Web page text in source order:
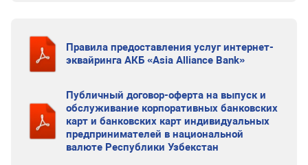
Правила предоставления услуг интернет-
эквайринга АКБ «Asia Alliance Bank»
Публичный договор-оферта на выпуск и
обслуживание корпоративных банковских
карт и банковских карт индивидуальных
предпринимателей в национальной
валюте Республики Узбекстан